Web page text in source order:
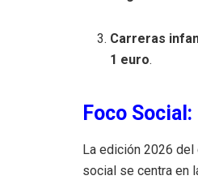
Carreras
1 euro.
Foco
La edición 2026
social se centra en